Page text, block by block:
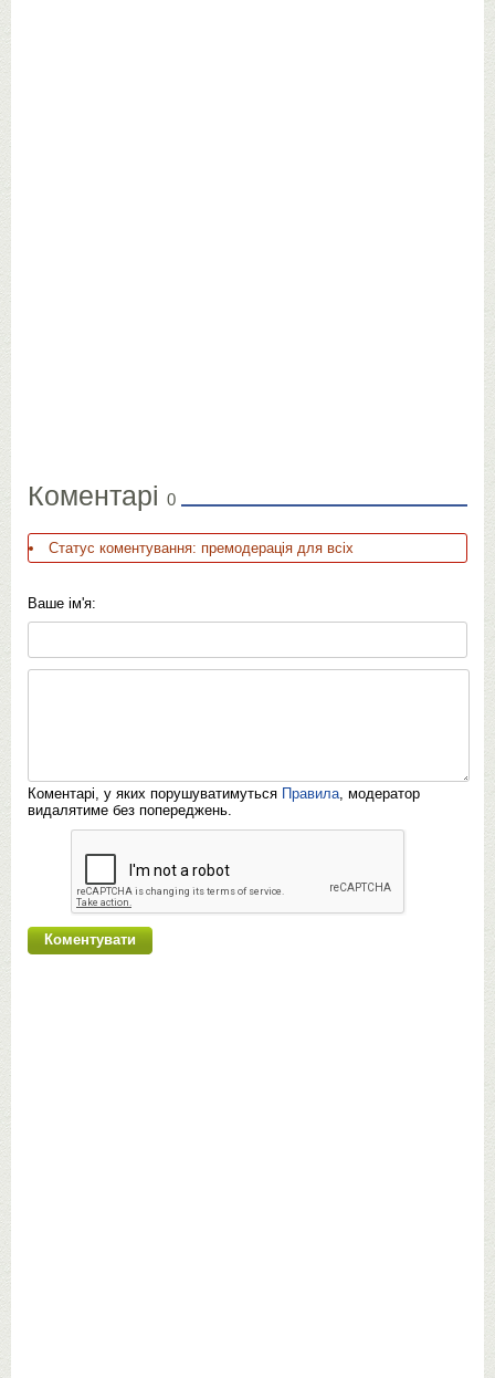
Коментарі 0
Статус коментування: премодерація для всіх
Ваше ім'я:
Коментарі, у яких порушуватимуться Правила , модератор
видалятиме без попереджень.